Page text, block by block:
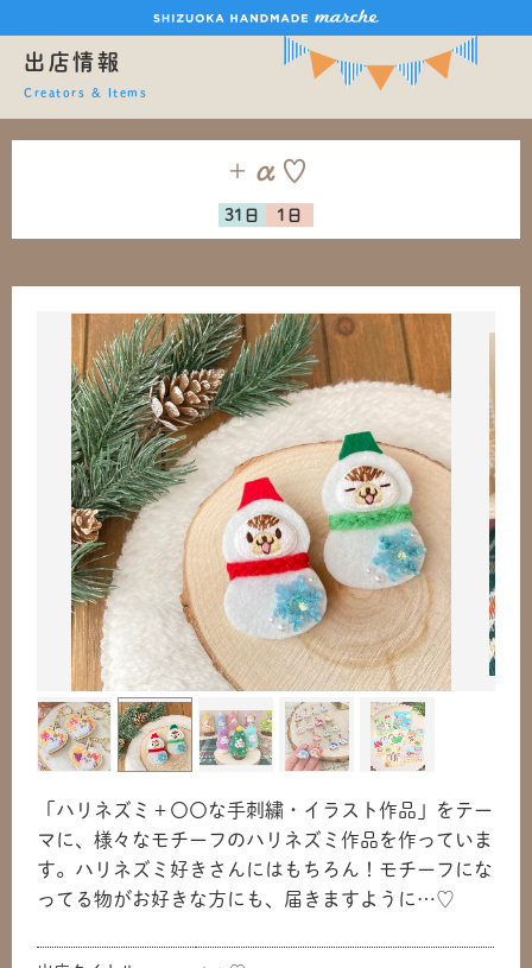
出店情報
Creators & Items
＋α♡
「ハリネズミ＋〇〇な手刺繍・イラスト作品」をテー
マに、様々なモチーフのハリネズミ作品を作っていま
す。ハリネズミ好きさんにはもちろん！モチーフにな
ってる物がお好きな方にも、届きますように…♡